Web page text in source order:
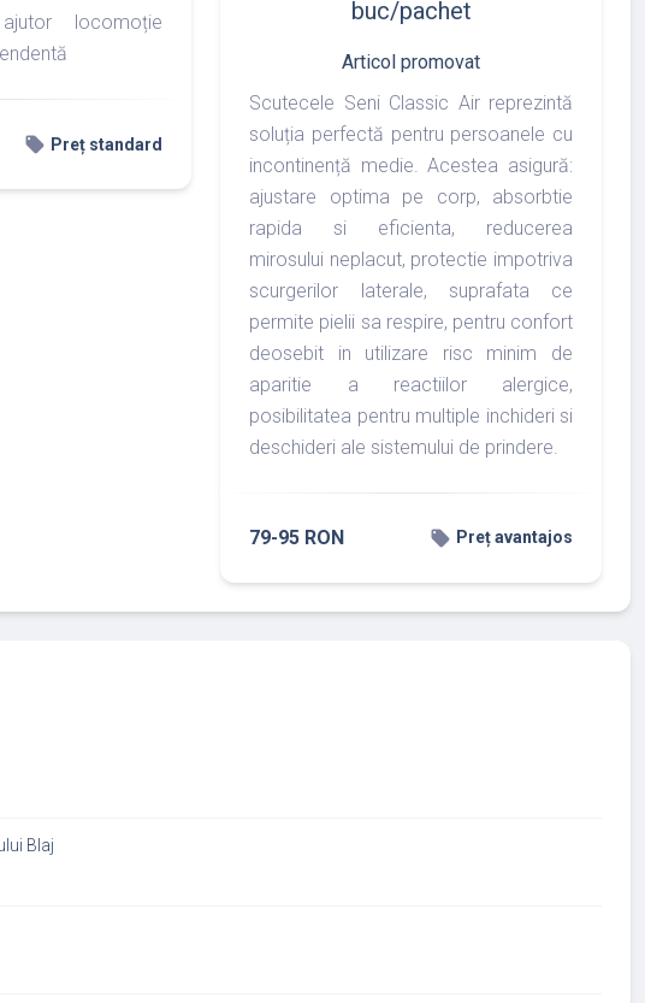
locomoție
local_offer Preț standard
buc/pachet
Articol promovat
Scutecele Seni Classic Air reprezintă
soluția perfectă pentru persoanele cu
incontinență medie. Acestea asigură:
ajustare optima pe corp, absorbtie
rapida si eficienta, reducerea
mirosului neplacut, protectie impotriva
scurgerilor laterale, suprafata ce
permite pielii sa respire, pentru confort
deosebit in utilizare risc minim de
aparitie a reactiilor alergice,
posibilitatea pentru multiple inchideri si
deschideri ale sistemului de prindere.
79-95 RON local_offer Preț avantajos
Blaj